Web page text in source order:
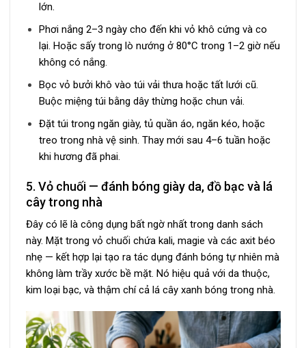
lớn.
Phơi nắng 2–3 ngày cho đến khi vỏ khô cứng và co
lại. Hoặc sấy trong lò nướng ở 80°C trong 1–2 giờ nếu
không có nắng.
Bọc vỏ bưởi khô vào túi vải thưa hoặc tất lưới cũ.
Buộc miệng túi bằng dây thừng hoặc chun vải.
Đặt túi trong ngăn giày, tủ quần áo, ngăn kéo, hoặc
treo trong nhà vệ sinh. Thay mới sau 4–6 tuần hoặc
khi hương đã phai.
5. Vỏ chuối — đánh bóng giày da, đồ bạc và lá
cây trong nhà
Đây có lẽ là công dụng bất ngờ nhất trong danh sách
này. Mặt trong vỏ chuối chứa kali, magie và các axit béo
nhẹ — kết hợp lại tạo ra tác dụng đánh bóng tự nhiên mà
không làm trầy xước bề mặt. Nó hiệu quả với da thuộc,
kim loại bạc, và thậm chí cả lá cây xanh bóng trong nhà.